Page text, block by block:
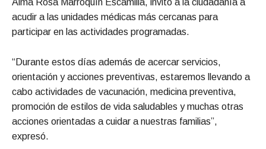
acudir a las unidades médicas más cercanas para
participar en las actividades programadas.
“Durante estos días además de acercar servicios,
orientación y acciones preventivas, estaremos llevando a
cabo actividades de vacunación, medicina preventiva,
promoción de estilos de vida saludables y muchas otras
acciones orientadas a cuidar a nuestras familias”,
expresó.